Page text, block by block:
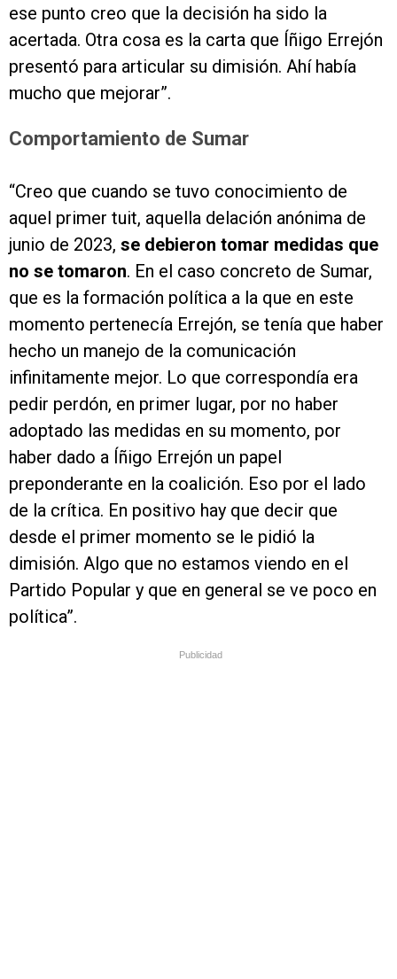
ese punto creo que la decisión ha sido la
acertada. Otra cosa es la carta que Íñigo Errejón
presentó para articular su dimisión. Ahí había
mucho que mejorar”.
Comportamiento de Sumar
“Creo que cuando se tuvo conocimiento de
aquel primer tuit, aquella delación anónima de
junio de 2023, se debieron tomar medidas que
no se tomaron. En el caso concreto de Sumar,
que es la formación política a la que en este
momento pertenecía Errejón, se tenía que haber
hecho un manejo de la comunicación
infinitamente mejor. Lo que correspondía era
pedir perdón, en primer lugar, por no haber
adoptado las medidas en su momento, por
haber dado a Íñigo Errejón un papel
preponderante en la coalición. Eso por el lado
de la crítica. En positivo hay que decir que
desde el primer momento se le pidió la
dimisión. Algo que no estamos viendo en el
Partido Popular y que en general se ve poco en
política”.
Publicidad